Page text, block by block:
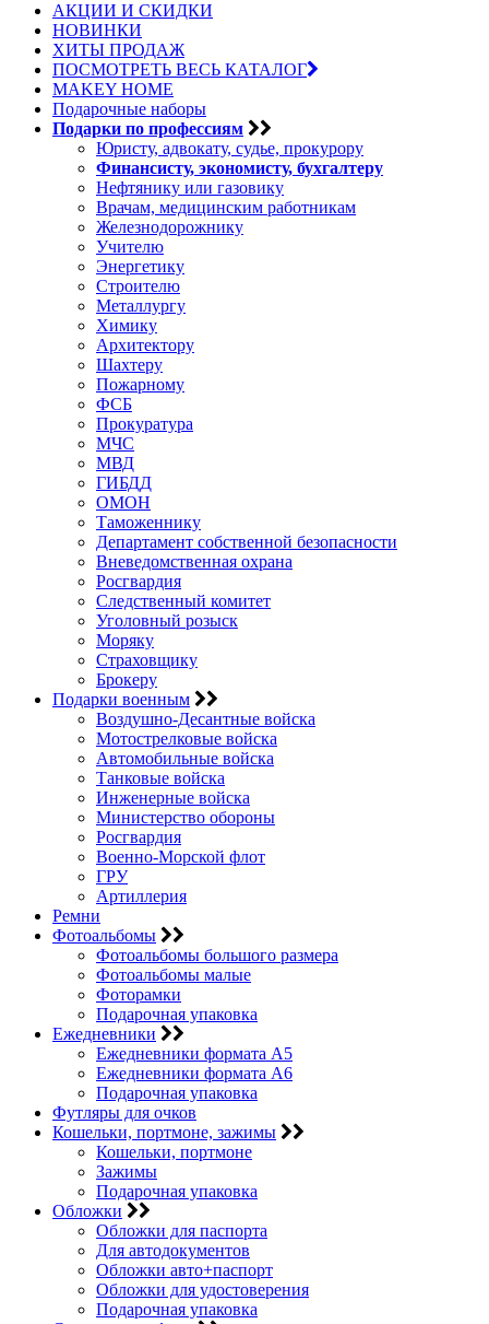
АКЦИИ И СКИДКИ
НОВИНКИ
ХИТЫ ПРОДАЖ
ПОСМОТРЕТЬ ВЕСЬ КАТАЛОГ
MAKEY HOME
Подарочные наборы
Подарки по профессиям
Юристу, адвокату, судье, прокурору
Финансисту, экономисту, бухгалтеру
Нефтянику или газовику
Врачам, медицинским работникам
Железнодорожнику
Учителю
Энергетику
Строителю
Металлургу
Химику
Архитектору
Шахтеру
Пожарному
ФСБ
Прокуратура
МЧС
МВД
ГИБДД
ОМОН
Таможеннику
Департамент собственной безопасности
Вневедомственная охрана
Росгвардия
Следственный комитет
Уголовный розыск
Моряку
Страховщику
Брокеру
Подарки военным
Воздушно-Десантные войска
Мотострелковые войска
Автомобильные войска
Танковые войска
Инженерные войска
Министерство обороны
Росгвардия
Военно-Морской флот
ГРУ
Артиллерия
Ремни
Фотоальбомы
Фотоальбомы большого размера
Фотоальбомы малые
Фоторамки
Подарочная упаковка
Ежедневники
Ежедневники формата А5
Ежедневники формата А6
Подарочная упаковка
Футляры для очков
Кошельки, портмоне, зажимы
Кошельки, портмоне
Зажимы
Подарочная упаковка
Обложки
Обложки для паспорта
Для автодокументов
Обложки авто+паспорт
Обложки для удостоверения
Подарочная упаковка